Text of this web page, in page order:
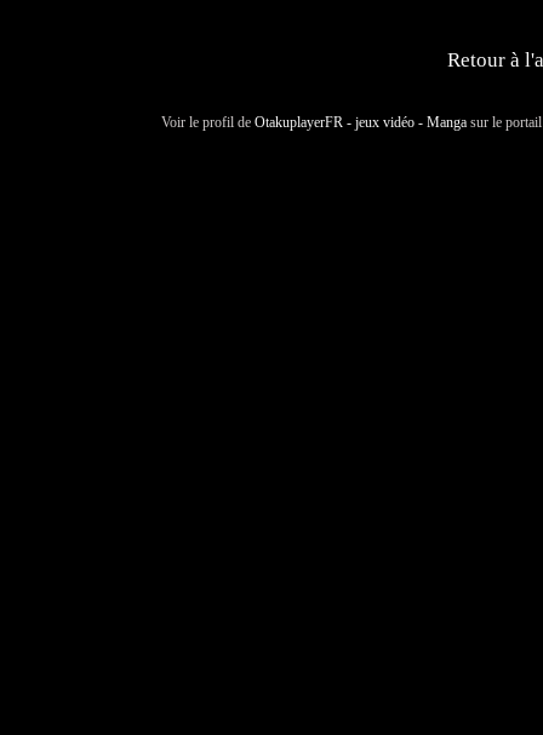
Retour à
Voir le profil de OtakuplayerFR - jeux vidéo - Manga sur le